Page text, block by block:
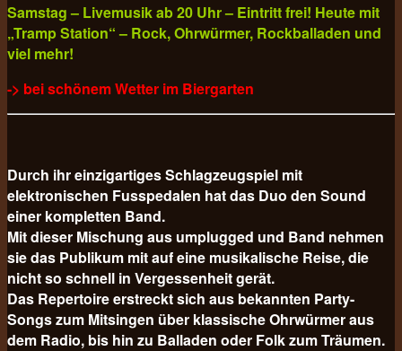
Samstag – Livemusik ab 20 Uhr – Eintritt frei! Heute mit
„Tramp Station“ – Rock, Ohrwürmer, Rockballaden und
viel mehr!
-> bei schönem Wetter im Biergarten
Durch ihr einzigartiges Schlagzeugspiel mit
elektronischen Fusspedalen hat das Duo den Sound
einer kompletten Band.
Mit dieser Mischung aus umplugged und Band nehmen
sie das Publikum mit auf eine musikalische Reise, die
nicht so schnell in Vergessenheit gerät.
Das Repertoire erstreckt sich aus bekannten Party-
Songs zum Mitsingen über klassische Ohrwürmer aus
dem Radio, bis hin zu Balladen oder Folk zum Träumen.